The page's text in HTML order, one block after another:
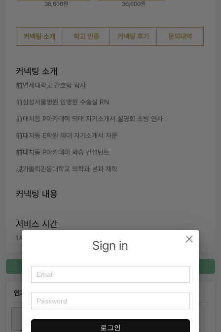
Sign in
로그인
36,600원 36,600원
커넥팅 소개 학교 인증 커넥팅 후기 문의내역
커넥팅 소개
前연세대학교 간호학 학사
前삼성서울병원 암병원 수술실 RN
前대치동 P아카데미 의대 자기소개서 설명회 초빙 연사
前대치동 E학원 의대 자기소개서 자문
前대치동 P아카데미 학습 컨설턴트
現가톨릭관동대학교 의학과 본과 재학
커넥팅 내용
서비스 시간
1시간
커넥팅 등록
인기 커넥팅
keshi
서강대학교 국어국문학과 외7개
서성한이 외건홍 편입영어 최종합격 다관왕